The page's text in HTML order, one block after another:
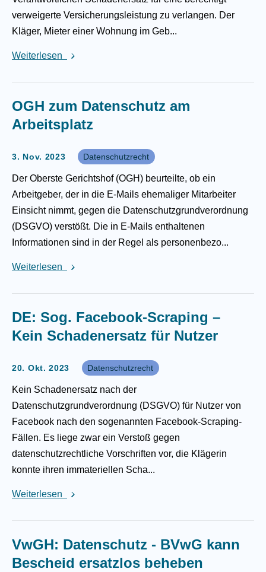
verweigerte Versicherungsleistung zu verlangen. Der
Kläger, Mieter einer Wohnung im Geb...
Weiterlesen
OGH zum Datenschutz am
Arbeitsplatz
3. Nov. 2023 Datenschutzrecht
Der Oberste Gerichtshof (OGH) beurteilte, ob ein
Arbeitgeber, der in die E-Mails ehemaliger Mitarbeiter
Einsicht nimmt, gegen die Datenschutzgrundverordnung
(DSGVO) verstößt. Die in E-Mails enthaltenen
Informationen sind in der Regel als personenbezo...
Weiterlesen
DE: Sog. Facebook-Scraping –
Kein Schadenersatz für Nutzer
20. Okt. 2023 Datenschutzrecht
Kein Schadenersatz nach der
Datenschutzgrundverordnung (DSGVO) für Nutzer von
Facebook nach den sogenannten Facebook-Scraping-
Fällen. Es liege zwar ein Verstoß gegen
datenschutzrechtliche Vorschriften vor, die Klägerin
konnte ihren immateriellen Scha...
Weiterlesen
VwGH: Datenschutz - BVwG kann
Bescheid ersatzlos beheben